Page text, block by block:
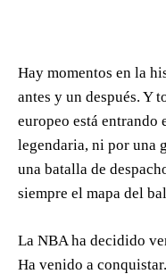
Hay momentos en la
antes y un después. Y
europeo está entrando
legendaria, ni por una
una batalla de
siempre el mapa del
La NBA ha decidido
Ha venido a conquistar.